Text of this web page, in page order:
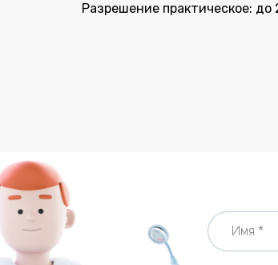
Разрешение практическое: